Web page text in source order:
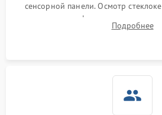
сенсорной панели. Осмотр
проверка конфорок на
клиента о симптомах (неПодробнее